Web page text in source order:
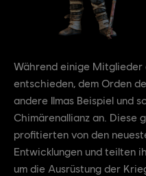
Während einige
entschieden, dem Orden
andere Ilmas Beispiel und
Chimärenallianz an. Diese
profitierten von den
Entwicklungen und teilten
um die Ausrüstung der